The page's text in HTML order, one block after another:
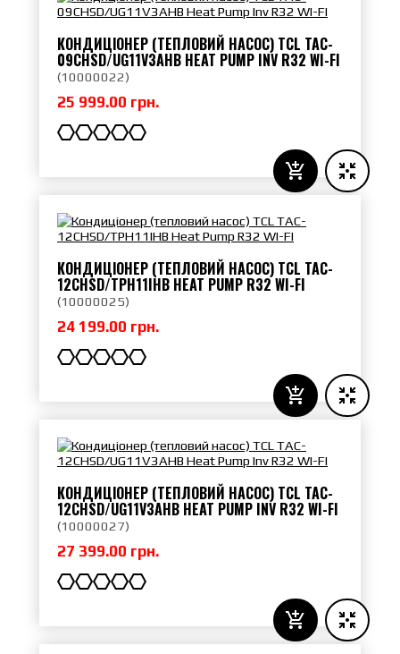
КОНДИЦІОНЕР (ТЕПЛОВИЙ НАСОС) TCL TAC-
09CHSD/UG11V3AHB HEAT PUMP INV R32 WI-FI
(10000022)
25 999.00 грн.
КОНДИЦІОНЕР (ТЕПЛОВИЙ НАСОС) TCL TAC-
12CHSD/TPH11IHB HEAT PUMP R32 WI-FI
(10000025)
24 199.00 грн.
КОНДИЦІОНЕР (ТЕПЛОВИЙ НАСОС) TCL TAC-
12CHSD/UG11V3AHB HEAT PUMP INV R32 WI-FI
(10000027)
27 399.00 грн.